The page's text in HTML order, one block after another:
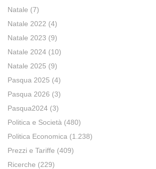
Natale (7)
Natale 2022 (4)
Natale 2023 (9)
Natale 2024 (10)
Natale 2025 (9)
Pasqua 2025 (4)
Pasqua 2026 (3)
Pasqua2024 (3)
Politica e Società (480)
Politica Economica (1.238)
Prezzi e Tariffe (409)
Ricerche (229)